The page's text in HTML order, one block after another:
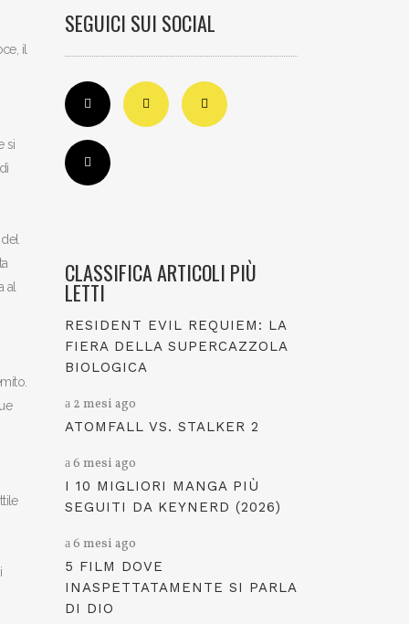
il
si
al
SEGUICI SUI SOCIAL
CLASSIFICA ARTICOLI PIÙ
LETTI
RESIDENT EVIL REQUIEM: LA
FIERA DELLA SUPERCAZZOLA
BIOLOGICA
2 mesi ago
ATOMFALL VS. STALKER 2
6 mesi ago
I 10 MIGLIORI MANGA PIÙ
SEGUITI DA KEYNERD (2026)
6 mesi ago
5 FILM DOVE
INASPETTATAMENTE SI PARLA
DI DIO